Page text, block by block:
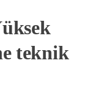
teknik